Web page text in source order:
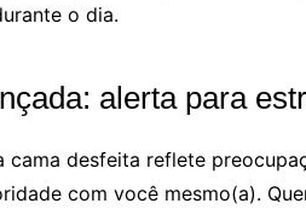
o dia.
alerta para
cama desfeita reflete
com você mesmo(a).